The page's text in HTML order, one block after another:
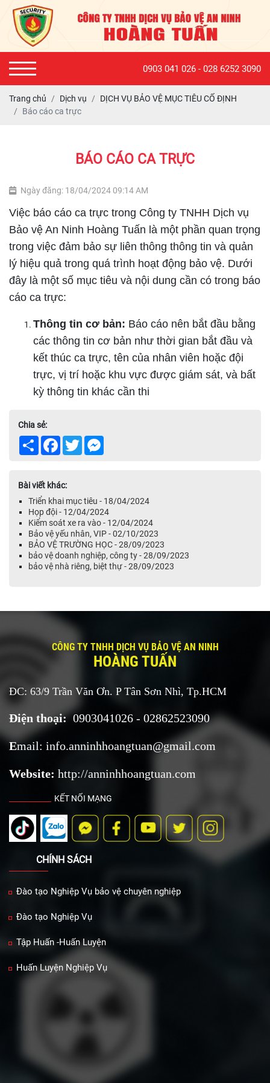
0903 041 026 - 028 6252 3090
Trang chủ Dịch vụ
DỊCH VỤ BẢO VỆ MỤC TIÊU CỐ ĐỊNH
Báo cáo ca trực
BÁO CÁO CA TRỰC
Ngày đăng: 18/04/2024 09:14 AM
Việc báo cáo ca trực trong Công ty TNHH Dịch vụ
Bảo vệ An Ninh Hoàng Tuấn là một phần quan trọng
trong việc đảm bảo sự liên thông thông tin và quản
lý hiệu quả trong quá trình hoạt động bảo vệ. Dưới
đây là một số mục tiêu và nội dung cần có trong báo
cáo ca trực:
Thông tin cơ bản: Báo cáo nên bắt đầu bằng
các thông tin cơ bản như thời gian bắt đầu và
kết thúc ca trực, tên của nhân viên hoặc đội
trực, vị trí hoặc khu vực được giám sát, và bất
kỳ thông tin khác cần thi
Chia sẻ:
Share Facebook
Twitter
Bài viết khác:
Triển khai mục tiêu - 18/04/2024
Họp đội - 12/04/2024
Kiểm soát xe ra vào - 12/04/2024
Bảo vệ yếu nhân, VIP - 02/10/2023
BẢO VỆ TRƯỜNG HỌC - 28/09/2023
bảo vệ doanh nghiệp, công ty - 28/09/2023
bảo vệ nhà riêng, biệt thự - 28/09/2023
CÔNG TY TNHH DỊCH VỤ BẢO VỆ AN NINH
HOÀNG TUẤN
ĐC: 63/9 Trần Văn Ơn. P Tân Sơn Nhì, Tp.HCM
Điện thoại:0903041026 - 02862523090
Email: info.anninhhoangtuan@gmail.com
Website: http://anninhhoangtuan.com
KẾT NỐI MẠNG
CHÍNH SÁCH
Đào tạo Nghiệp Vụ bảo vệ chuyên nghiệp
Đào tạo Nghiệp Vụ
Tập Huấn -Huấn Luyện
Huấn Luyện Nghiệp Vụ